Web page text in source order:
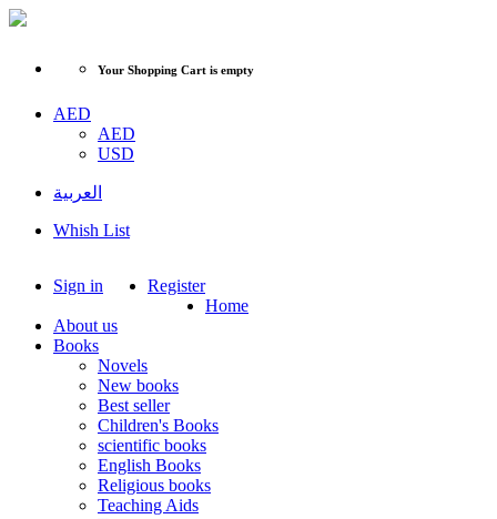
Your Shopping Cart is empty
AED
AED
USD
العربية
Whish List
Sign in
Register
Home
About us
Books
Novels
New books
Best seller
Children's Books
scientific books
English Books
Religious books
Teaching Aids